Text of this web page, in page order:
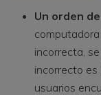
Un orden
incorrecta,
incorrecto es
usuarios